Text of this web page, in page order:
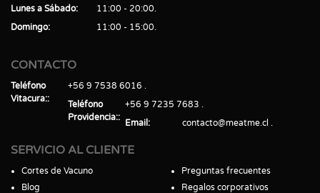
Lunes a Sábado
11:00 - 20:00
Domingo
11:00 - 15:00
CONTACTO
Teléfono
Vitacura:
+56 9 7538 6016
Teléfono
Providencia:
+56 9 7235 7683
Email
contacto@meatme.cl
SERVICIO AL CLIENTE
Cortes de Vacuno
Blog
Preguntas frecuentes
Regalos corporativos